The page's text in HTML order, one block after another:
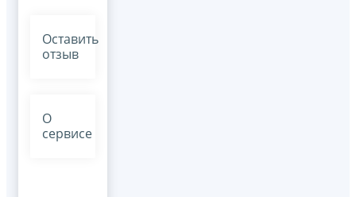
Оставить
отзыв
О
сервисе